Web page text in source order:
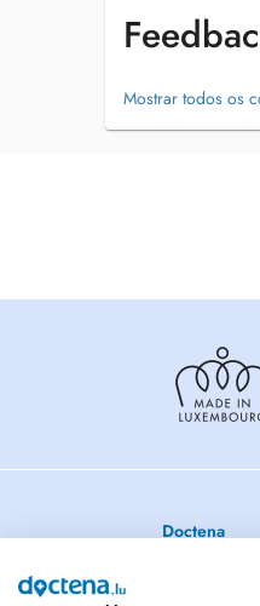
- Lauréat PAE
- Inscrit formation
- Suivi dune
Mostrar todos os
Doctena